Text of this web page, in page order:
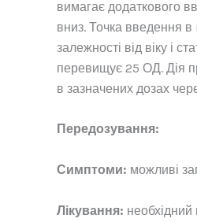
вимагає додаткового
вниз. Точка введення в
залежності від віку і
перевищує 25 ОД. Дія
в зазначених дозах
Передозування:
Симптоми: можливі
Лікування: необхідний